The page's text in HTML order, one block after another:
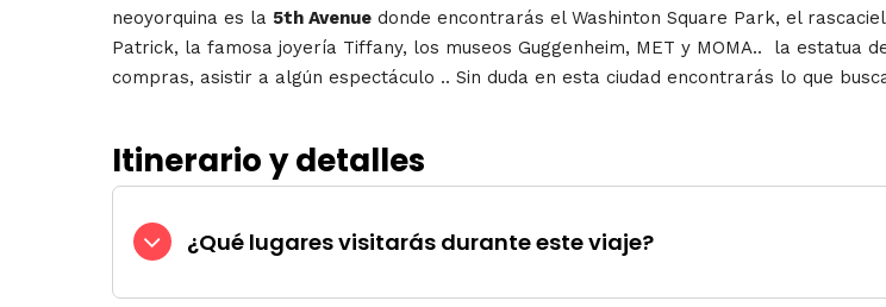
neoyorquina es la 5th Avenue donde encontrarás el Washinton Square Park, el
Patrick, la famosa joyería Tiffany, los museos Guggenheim, MET y MOMA.. la estatua
compras, asistir a algún espectáculo .. Sin duda en esta ciudad encontrarás lo que
Itinerario y detalles
¿Qué lugares visitarás durante este viaje?